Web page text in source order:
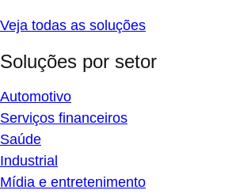
Veja todas as soluções
Soluções por setor
Automotivo
Serviços financeiros
Saúde
Industrial
Mídia e entretenimento